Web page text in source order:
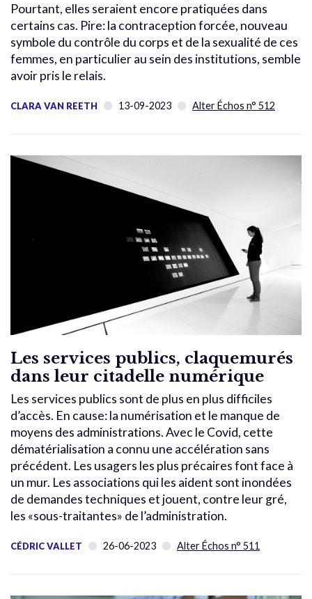
Pourtant, elles seraient encore pratiquées dans
certains cas. Pire: la contraception forcée, nouveau
symbole du contrôle du corps et de la sexualité de ces
femmes, en particulier au sein des institutions, semble
avoir pris le relais.
CLARA VAN REETH 13-09-2023 Alter Échos n° 512
Les services publics, claquemurés
dans leur citadelle numérique
Les services publics sont de plus en plus difficiles
d’accès. En cause: la numérisation et le manque de
moyens des administrations. Avec le Covid, cette
dématérialisation a connu une accélération sans
précédent. Les usagers les plus précaires font face à
un mur. Les associations qui les aident sont inondées
de demandes techniques et jouent, contre leur gré,
les «sous-traitantes» de l’administration.
CÉDRIC VALLET 26-06-2023 Alter Échos n° 511